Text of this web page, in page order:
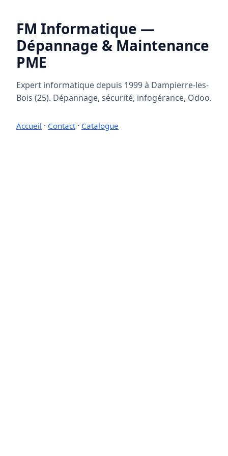
FM Informatique —
Dépannage & Maintenance
PME
Expert informatique depuis 1999 à Dampierre-les-
Bois (25). Dépannage, sécurité, infogérance, Odoo.
Accueil · Contact· Catalogue